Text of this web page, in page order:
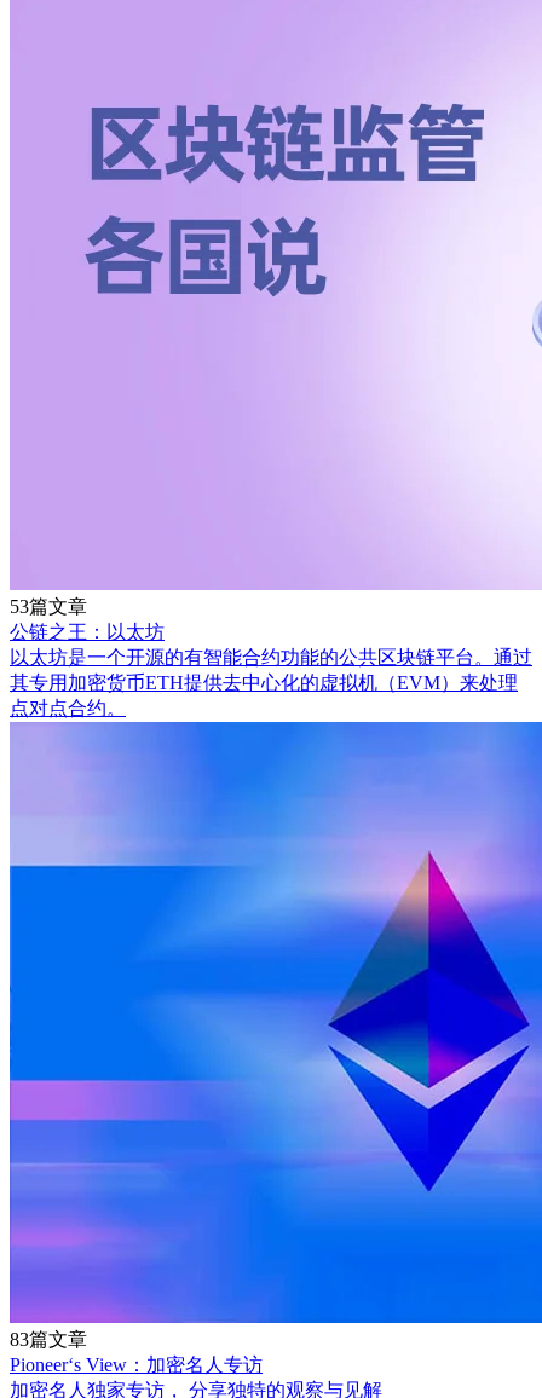
53篇文章
公链之王：以太坊
以太坊是一个开源的有智能合约功能的公共区块链平台。通过
其专用加密货币ETH提供去中心化的虚拟机（EVM）来处理
点对点合约。
83篇文章
Pioneer‘s View：加密名人专访
加密名人独家专访， 分享独特的观察与见解